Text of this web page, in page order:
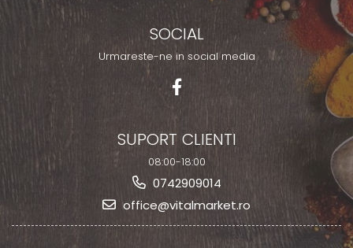
SOCIAL
Urmareste-ne in social media
SUPORT CLIENTI
08:00-18:00
0742909014
office@vitalmarket.ro